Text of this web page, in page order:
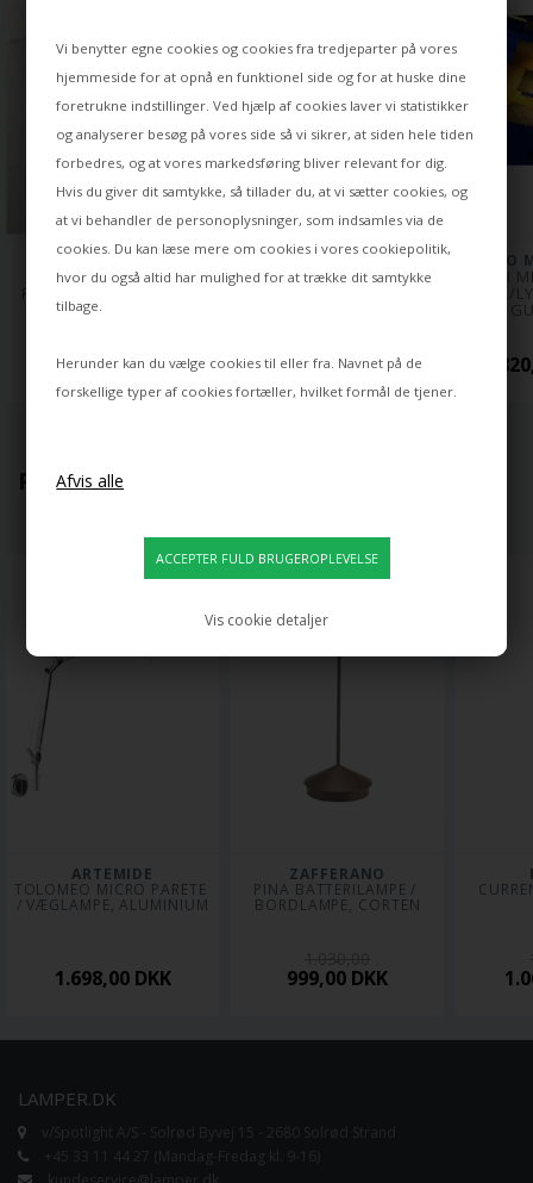
Vi benytter egne cookies og cookies fra tredjeparter på vores
hjemmeside for at opnå en funktionel side og for at huske dine
foretrukne indstillinger. Ved hjælp af cookies laver vi statistikker
og analyserer besøg på vores side så vi sikrer, at siden hele tiden
forbedres, og at vores markedsføring bliver relevant for dig.
Hvis du giver dit samtykke, så tillader du, at vi sætter cookies, og
at vi behandler de personoplysninger, som indsamles via de
cookies. Du kan læse mere om cookies i vores cookiepolitik,
hvor du også altid har mulighed for at trække dit samtykke
tilbage.
Herunder kan du vælge cookies til eller fra. Navnet på de
forskellige typer af cookies fortæller, hvilket formål de tjener.
Vis cookie detaljer
INGO MAURER
OH MEI MA KABIR
PENDEL/LYSEKRONE,
GULD
210.410,00 DKK
INGO MAURER
OH MEI MA
PENDEL/LYSEKRONE,
39.600,00 DKK
INGO
OH
PENDEL/
POPULÆRT LIGE NU
ARTEMIDE
TOLOMEO MICRO PARETE
/ VÆGLAMPE, ALUMINIUM
1.698,00 DKK
ZAFFERANO
PINA BATTERILAMPE /
BORDLAMPE, CORTEN
999,00 DKK
LAMPER.DK